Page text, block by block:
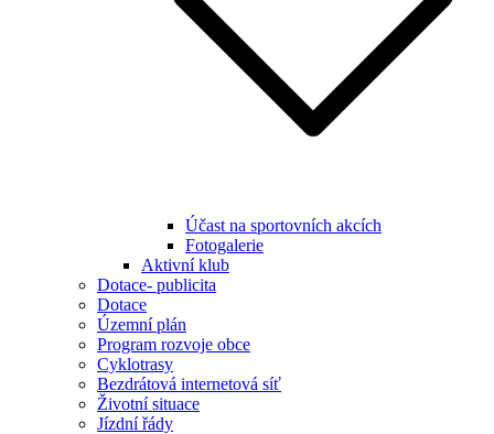
Účast na sportovních akcích
Fotogalerie
Aktivní klub
Dotace- publicita
Dotace
Územní plán
Program rozvoje obce
Cyklotrasy
Bezdrátová internetová síť
Životní situace
Jízdní řády